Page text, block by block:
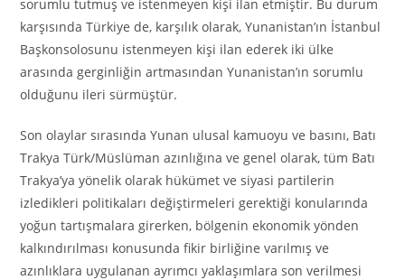
sorumlu tutmuş ve istenmeyen kişi ilan etmiştir. Bu durum
karşısında Türkiye de, karşılık olarak, Yunanistan’ın İstanbul
Başkonsolosunu istenmeyen kişi ilan ederek iki ülke
arasında gerginliğin artmasından Yunanistan’ın sorumlu
olduğunu ileri sürmüştür.
Son olaylar sırasında Yunan ulusal kamuoyu ve basını, Batı
Trakya Türk/Müslüman azınlığına ve genel olarak, tüm Batı
Trakya’ya yönelik olarak hükümet ve siyasi partilerin
izledikleri politikaları değiştirmeleri gerektiği konularında
yoğun tartışmalara girerken, bölgenin ekonomik yönden
kalkındırılması konusunda fikir birliğine varılmış ve
azınlıklara uygulanan ayrımcı yaklaşımlara son verilmesi